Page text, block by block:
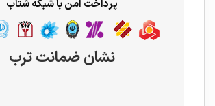
پرداخت امن با شبکه شتاب
نشان ضمانت ترب